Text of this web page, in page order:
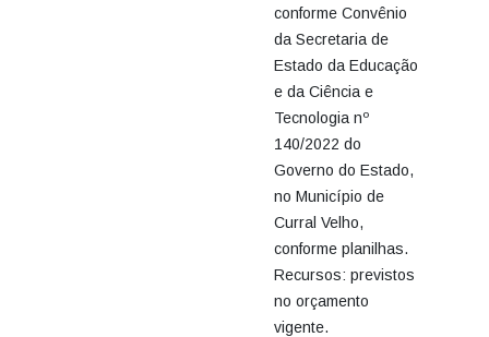
conforme Convênio
da Secretaria de
Estado da Educação
e da Ciência e
Tecnologia nº
140/2022 do
Governo do Estado,
no Município de
Curral Velho,
conforme planilhas.
Recursos: previstos
no orçamento
vigente.